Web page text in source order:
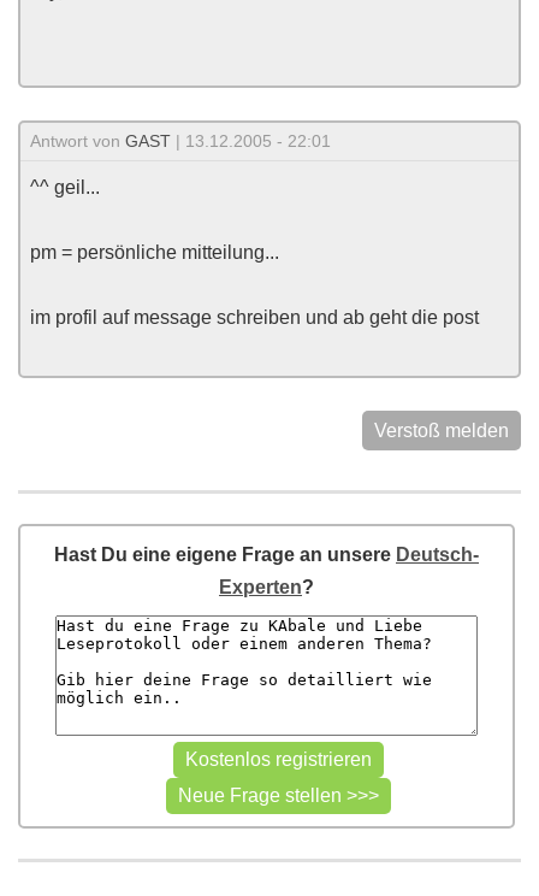
Antwort von GAST | 13.12.2005 - 22:01
^^ geil...
pm = persönliche mitteilung...
im profil auf message schreiben und ab geht die post
Verstoß melden
Hast Du eine eigene Frage an unsere Deutsch-
Experten?